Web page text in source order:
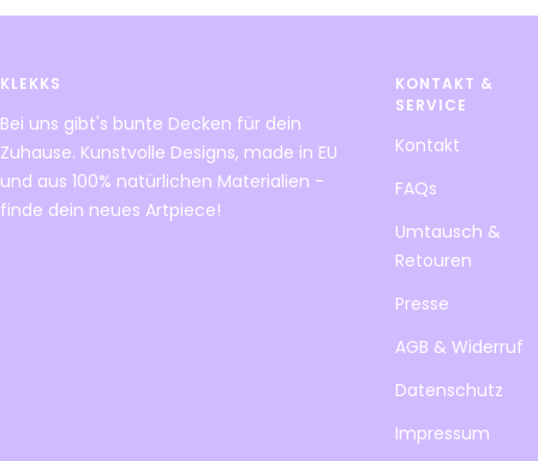
KLEKKS
Bei uns gibt's bunte Decken für dein
Zuhause. Kunstvolle Designs, made in EU
und aus 100% natürlichen Materialien -
finde dein neues Artpiece!
KONTAKT &
SERVICE
Kontakt
FAQs
Umtausch &
Retouren
Presse
AGB & Widerruf
Datenschutz
Impressum